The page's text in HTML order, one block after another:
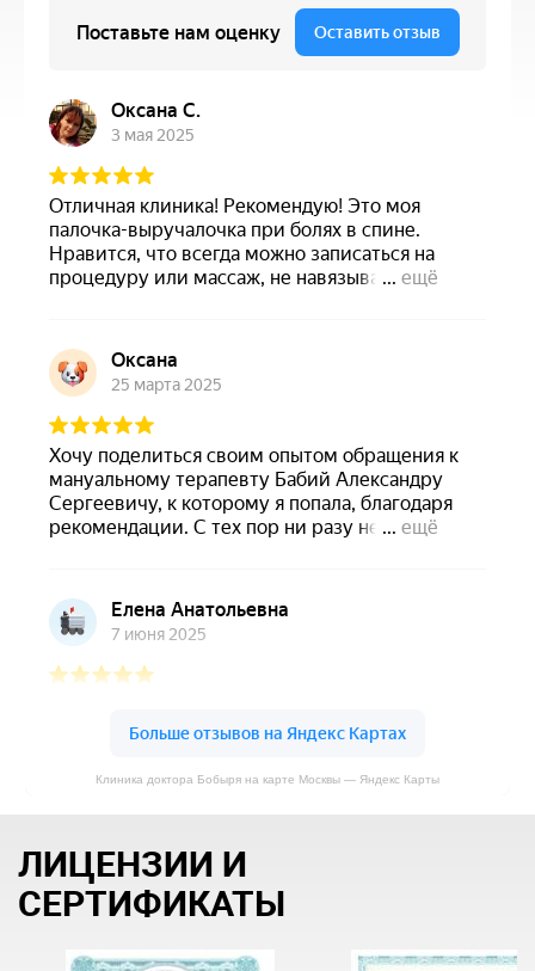
Клиника доктора Бобыря на карте Москвы — Яндекс Карты
ЛИЦЕНЗИИ И
СЕРТИФИКАТЫ